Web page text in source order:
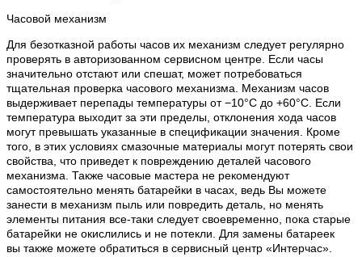
Часовой механизм
Для безотказной работы часов их механизм следует регулярно
проверять в авторизованном сервисном центре. Если часы
значительно отстают или спешат, может потребоваться
тщательная проверка часового механизма. Механизм часов
выдерживает перепады температуры от −10°C до +60°C. Если
температура выходит за эти пределы, отклонения хода часов
могут превышать указанные в спецификации значения. Кроме
того, в этих условиях смазочные материалы могут потерять свои
свойства, что приведет к повреждению деталей часового
механизма. Также часовые мастера не рекомендуют
самостоятельно менять батарейки в часах, ведь Вы можете
занести в механизм пыль или повредить деталь, но менять
элементы питания все-таки следует своевременно, пока старые
батарейки не окислились и не потекли. Для замены батареек
вы также можете обратиться в сервисный центр «Интерчас».